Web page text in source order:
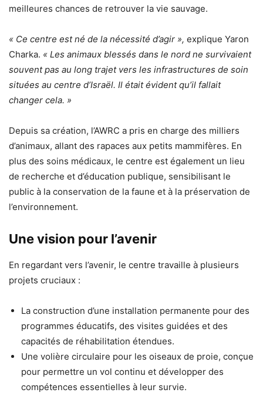
meilleures chances de retrouver la vie sauvage.
« Ce centre est né de la nécessité d’agir », explique Yaron
Charka. « Les animaux blessés dans le nord ne survivaient
souvent pas au long trajet vers les infrastructures de soin
situées au centre d’Israël. Il était évident qu’il fallait
changer cela. »
Depuis sa création, l’AWRC a pris en charge des milliers
d’animaux, allant des rapaces aux petits mammifères. En
plus des soins médicaux, le centre est également un lieu
de recherche et d’éducation publique, sensibilisant le
public à la conservation de la faune et à la préservation de
l’environnement.
Une vision pour l’avenir
En regardant vers l’avenir, le centre travaille à plusieurs
projets cruciaux :
La construction d’une installation permanente pour des
programmes éducatifs, des visites guidées et des
capacités de réhabilitation étendues.
Une volière circulaire pour les oiseaux de proie, conçue
pour permettre un vol continu et développer des
compétences essentielles à leur survie.